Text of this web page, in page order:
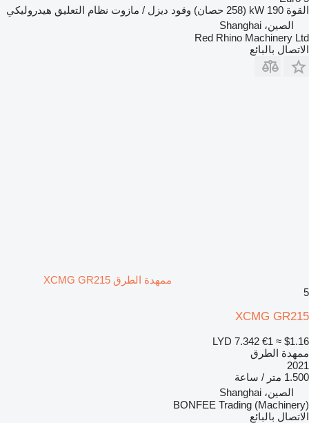
القوة 190 kW (258 حصان) وقود ديزل / مازوت نظام التعليق هيدروليكي
الصين، Shanghai
Red Rhino Machinery Ltd
الاتصال بالبائع
ممهدة الطرق XCMG GR215
5
XCMG GR215
LYD 7.342 €1 ≈ $1.16
ممهدة الطرق
2021
1.500 متر / ساعة
الصين، Shanghai
BONFEE Trading (Machinery)
الاتصال بالبائع